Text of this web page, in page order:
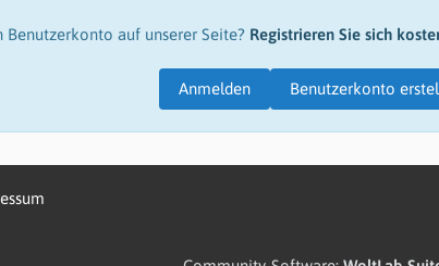
Benutzerkonto auf unserer Seite? Registrieren Sie sich
Benutzerkonto
Anmelden